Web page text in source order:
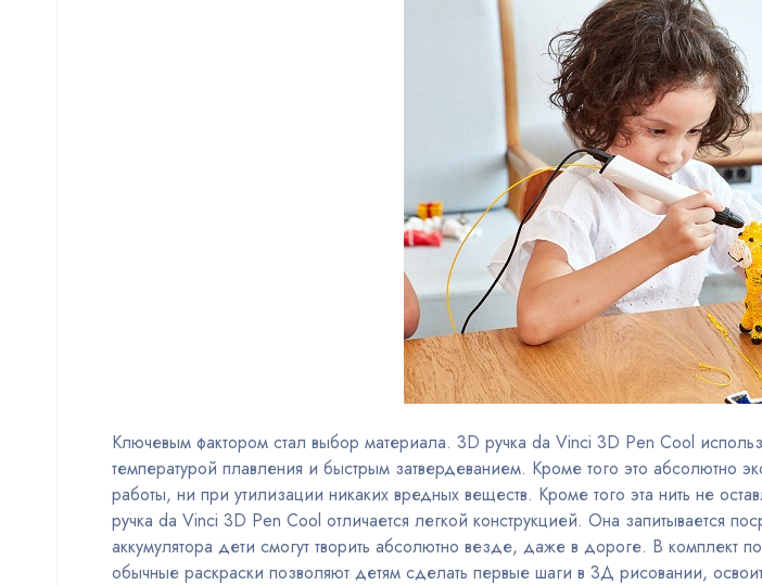
Ключевым фактором стал выбор материала. 3D ручка da Vinci 3D Pen Cool
температурой плавления и быстрым затвердеванием. Кроме того это абсолютно
работы, ни при утилизации никаких вредных веществ. Кроме того эта нить не
ручка da Vinci 3D Pen Cool отличается легкой конструкцией. Она запитывается
аккумулятора дети смогут творить абсолютно везде, даже в дороге. В
обычные раскраски позволяют детям сделать первые шаги в 3Д рисовании,